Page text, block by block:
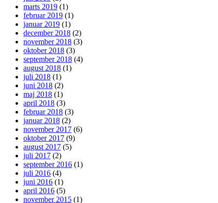
marts 2019 (1)
februar 2019 (1)
januar 2019 (1)
december 2018 (2)
november 2018 (3)
oktober 2018 (3)
september 2018 (4)
august 2018 (1)
juli 2018 (1)
juni 2018 (2)
maj 2018 (1)
april 2018 (3)
februar 2018 (3)
januar 2018 (2)
november 2017 (6)
oktober 2017 (9)
august 2017 (5)
juli 2017 (2)
september 2016 (1)
juli 2016 (4)
juni 2016 (1)
april 2016 (5)
november 2015 (1)